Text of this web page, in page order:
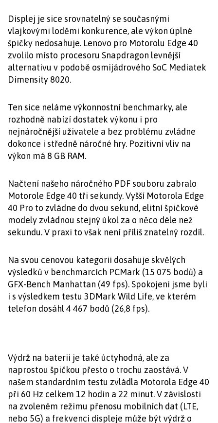
Displej je sice srovnatelný se současnými
vlajkovými loděmi konkurence, ale výkon úplné
špičky nedosahuje. Lenovo pro Motorolu Edge 40
zvolilo místo procesoru Snapdragon levnější
alternativu v podobě osmijádrového SoC Mediatek
Dimensity 8020.
Ten sice neláme výkonnostní benchmarky, ale
rozhodně nabízí dostatek výkonu i pro
nejnáročnější uživatele a bez problému zvládne
dokonce i středně náročné hry. Pozitivní vliv na
výkon má 8 GB RAM.
Načtení našeho náročného PDF souboru zabralo
Motorole Edge 40 tři sekundy. Vyšší Motorola Edge
40 Pro to zvládne do dvou sekund, elitní špičkové
modely zvládnou stejný úkol za o něco déle než
sekundu. V praxi to však není příliš znatelný rozdíl.
Na svou cenovou kategorii dosahuje skvělých
výsledků v benchmarcích PCMark (15 075 bodů) a
GFX-Bench Manhattan (49 fps). Spokojeni jsme byli
i s výsledkem testu 3DMark Wild Life, ve kterém
telefon dosáhl 4 467 bodů (26,8 fps).
Výdrž na baterii je také úctyhodná, ale za
naprostou špičkou přesto o trochu zaostává. V
našem standardním testu zvládla Motorola Edge 40
při 60 Hz celkem 12 hodin a 22 minut. V závislosti
na zvoleném režimu přenosu mobilních dat (LTE,
nebo 5G) a frekvenci displeje může být výdrž o